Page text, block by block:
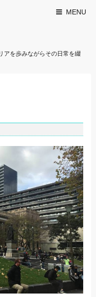
MENU
を歩みながらその日常を綴